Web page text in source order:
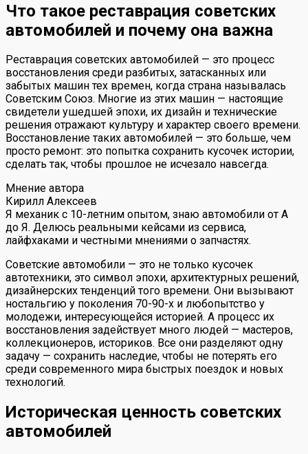
Что такое реставрация советских
автомобилей и почему она важна
Реставрация советских автомобилей — это процесс
восстановления среди разбитых, затасканных или
забытых машин тех времен, когда страна называлась
Советским Союз. Многие из этих машин — настоящие
свидетели ушедшей эпохи, их дизайн и технические
решения отражают культуру и характер своего времени.
Восстановление таких автомобилей — это больше, чем
просто ремонт: это попытка сохранить кусочек истории,
сделать так, чтобы прошлое не исчезало навсегда.
Мнение автора
Кирилл Алексеев
Я механик с 10-летним опытом, знаю автомобили от А
до Я. Делюсь реальными кейсами из сервиса,
лайфхаками и честными мнениями о запчастях.
Советские автомобили — это не только кусочек
автотехники, это символ эпохи, архитектурных решений,
дизайнерских тенденций того времени. Они вызывают
ностальгию у поколения 70-90-х и любопытство у
молодежи, интересующейся историей. А процесс их
восстановления задействует много людей — мастеров,
коллекционеров, историков. Все они разделяют одну
задачу — сохранить наследие, чтобы не потерять его
среди современного мира быстрых поездок и новых
технологий.
Историческая ценность советских
автомобилей